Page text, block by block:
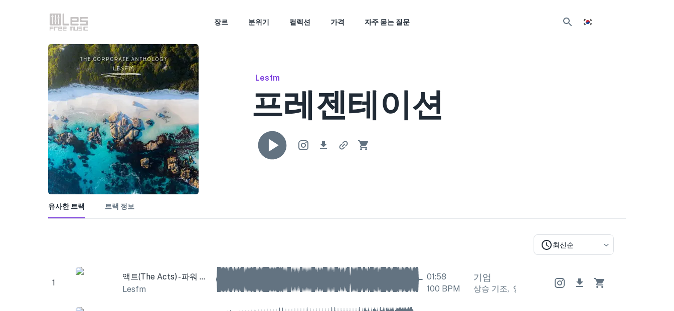
장르 분위기 컬렉션 가격 자주 묻는 질문
Lesfm
프레젠테이션
유사한 트랙 트랙 정보
최신순
1
액트(The Acts) - 파워 팝 기타
Lesfm
01:58
100 BPM
기업
상승 기조, 영감을주는 상승 기조 영감을주는